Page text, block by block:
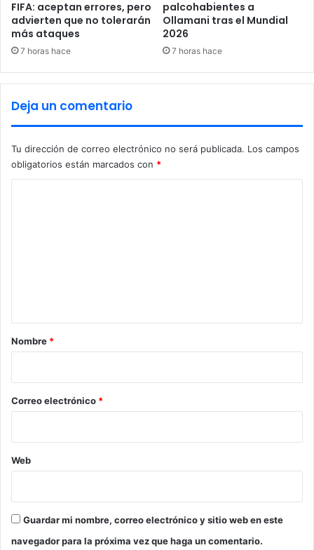
s
i
s
d
t
a
d
a
FIFA: aceptan errores, pero
advierten que no tolerarán
más ataques
7 horas hace
palcohabientes a
Ollamani tras el Mundial
2026
7 horas hace
Deja un comentario
Tu dirección de correo electrónico no será publicada. Los campos
obligatorios están marcados con *
r
*
Nombre *
Correo electrónico *
Web
Guardar mi nombre, correo electrónico y sitio web en este
navegador para la próxima vez que haga un comentario.